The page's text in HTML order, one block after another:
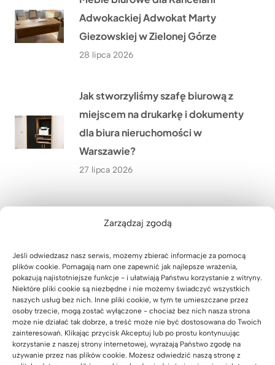
Zarządzaj zgodą
Jeśli odwiedzasz nasz serwis, możemy zbierać informacje za pomocą
plików cookie. Pomagają nam one zapewnić jak najlepsze wrażenia,
pokazują najistotniejsze funkcje - i ułatwiają Państwu korzystanie z witryny.
Niektóre pliki cookie są niezbędne i nie możemy świadczyć wszystkich
naszych usług bez nich. Inne pliki cookie, w tym te umieszczane przez
osoby trzecie, mogą zostać wyłączone - chociaż bez nich nasza strona
może nie działać tak dobrze, a treść może nie być dostosowana do Twoich
zainteresowań. Klikając przycisk Akceptuj lub po prostu kontynuując
korzystanie z naszej strony internetowej, wyrażają Państwo zgodę na
używanie przez nas plików cookie. Możesz odwiedzić naszą stronę z
Adwokackiej Adwokat Marty
Giezowskiej w Zielonej Górze
28 lipca 2026
Jak stworzyliśmy szafę biurową z
miejscem na drukarkę i dokumenty
dla biura nieruchomości w
Warszawie?
27 lipca 2026
Lada recepcyjna z podświetleniem
LED dla firmy HÖLSCHER z
24 lipca 2026
Jak wyposażyliśmy siłownię
SixPack Fitness w Przeworsku w
meble na wymiar?